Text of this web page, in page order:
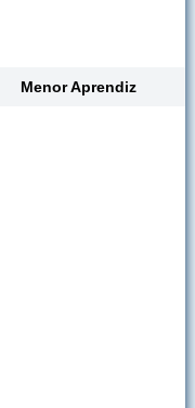
Menor Aprendiz